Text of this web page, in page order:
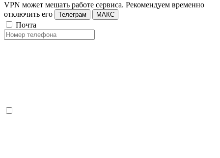
VPN может мешать работе сервиса. Рекомендуем временно
отключить его
Телеграм МАКС
Почта